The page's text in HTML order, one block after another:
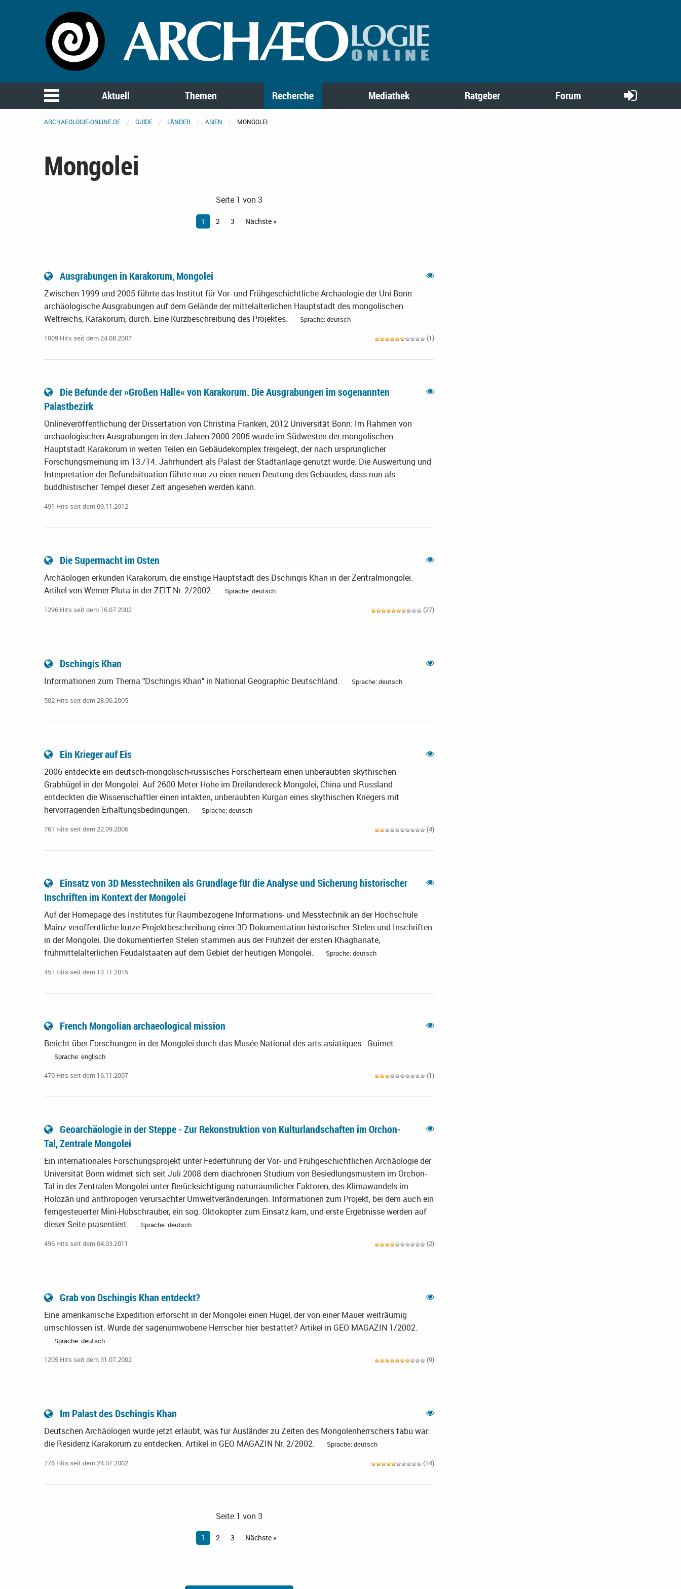
Aktuell Themen Recherche Mediathek Ratgeber Forum
ARCHAEOLOGIE-ONLINE.DE GUIDE LÄNDER ASIEN MONGOLEI
Mongolei
Seite 1 von 3
1 2 3 Nächste »
Ausgrabungen in Karakorum, Mongolei
Zwischen 1999 und 2005 führte das Institut für Vor- und Frühgeschichtliche Archäologie der Uni Bonn
archäologische Ausgrabungen auf dem Gelände der mittelalterlichen Hauptstadt des mongolischen
Weltreichs, Karakorum, durch. Eine Kurzbeschreibung des Projektes.
Sprache: deutsch
1009 Hits seit dem 24.08.2007 (1)
Die Befunde der »Großen Halle« von Karakorum. Die Ausgrabungen im sogenannten
Palastbezirk
Onlineveröffentlichung der Dissertation von Christina Franken, 2012 Universität Bonn: Im Rahmen von
archäologischen Ausgrabungen in den Jahren 2000-2006 wurde im Südwesten der mongolischen
Hauptstadt Karakorum in weiten Teilen ein Gebäudekomplex freigelegt, der nach ursprünglicher
Forschungsmeinung im 13./14. Jahrhundert als Palast der Stadtanlage genutzt wurde. Die Auswertung und
Interpretation der Befundsituation führte nun zu einer neuen Deutung des Gebäudes, dass nun als
buddhistischer Tempel dieser Zeit angesehen werden kann.
491 Hits seit dem 09.11.2012
Die Supermacht im Osten
Archäologen erkunden Karakorum, die einstige Hauptstadt des Dschingis Khan in der Zentralmongolei.
Artikel von Werner Pluta in der ZEIT Nr. 2/2002.
Sprache: deutsch
1296 Hits seit dem 16.07.2002 (27)
Dschingis Khan
Informationen zum Thema "Dschingis Khan" in National Geographic Deutschland. Sprache: deutsch
502 Hits seit dem 28.06.2005
Ein Krieger auf Eis
2006 entdeckte ein deutsch-mongolisch-russisches Forscherteam einen unberaubten skythischen
Grabhügel in der Mongolei. Auf 2600 Meter Höhe im Dreiländereck Mongolei, China und Russland
entdeckten die Wissenschaftler einen intakten, unberaubten Kurgan eines skythischen Kriegers mit
hervorragenden Erhaltungsbedingungen.
Sprache: deutsch
761 Hits seit dem 22.09.2006 (4)
Einsatz von 3D Messtechniken als Grundlage für die Analyse und Sicherung historischer
Inschriften im Kontext der Mongolei
Auf der Homepage des Institutes für Raumbezogene Informations- und Messtechnik an der Hochschule
Mainz veröffentliche kurze Projektbeschreibung einer 3D-Dokumentation historischer Stelen und Inschriften
in der Mongolei. Die dokumentierten Stelen stammen aus der Frühzeit der ersten Khaghanate,
frühmittelalterlichen Feudalstaaten auf dem Gebiet der heutigen Mongolei.
Sprache: deutsch
451 Hits seit dem 13.11.2015
French Mongolian archaeological mission
Bericht über Forschungen in der Mongolei durch das Musée National des arts asiatiques - Guimet.
Sprache: englisch
470 Hits seit dem 16.11.2007 (1)
Geoarchäologie in der Steppe - Zur Rekonstruktion von Kulturlandschaften im Orchon-
Tal, Zentrale Mongolei
Ein internationales Forschungsprojekt unter Federführung der Vor- und Frühgeschichtlichen Archäologie der
Universität Bonn widmet sich seit Juli 2008 dem diachronen Studium von Besiedlungsmustern im Orchon-
Tal in der Zentralen Mongolei unter Berücksichtigung naturräumlicher Faktoren, des Klimawandels im
Holozän und anthropogen verursachter Umweltveränderungen. Informationen zum Projekt, bei dem auch ein
ferngesteuerter Mini-Hubschrauber, ein sog. Oktokopter zum Einsatz kam, und erste Ergebnisse werden auf
dieser Seite präsentiert.
Sprache: deutsch
496 Hits seit dem 04.03.2011 (2)
Grab von Dschingis Khan entdeckt?
Eine amerikanische Expedition erforscht in der Mongolei einen Hügel, der von einer Mauer weiträumig
umschlossen ist. Wurde der sagenumwobene Herrscher hier bestattet? Artikel in GEO MAGAZIN 1/2002.
Sprache: deutsch
1205 Hits seit dem 31.07.2002 (9)
Im Palast des Dschingis Khan
Deutschen Archäologen wurde jetzt erlaubt, was für Ausländer zu Zeiten des Mongolenherrschers tabu war:
die Residenz Karakorum zu entdecken. Artikel in GEO MAGAZIN Nr. 2/2002.
Sprache: deutsch
776 Hits seit dem 24.07.2002 (14)
Seite 1 von 3
1 2 3 Nächste »